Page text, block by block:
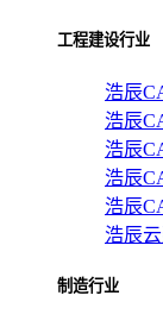
工程建设行业
浩辰
浩辰
浩辰
浩辰
浩辰
浩辰
制造行业